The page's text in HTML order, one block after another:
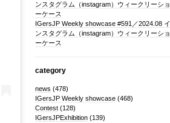
ンスタグラム（instagram）ウィークリーショ
ーケース
IGersJP Weekly showcase #591／2024.08 イ
ンスタグラム（instagram）ウィークリーショ
ーケース
category
news (478)
IGersJP Weekly showcase(468)
Contest(128)
IGersJPExhibition(139)